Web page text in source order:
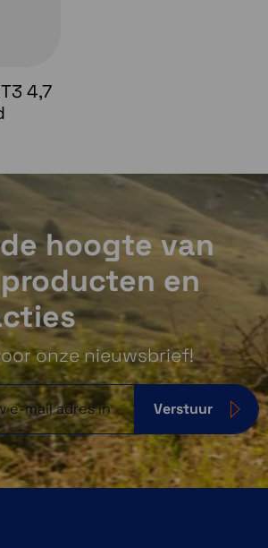
4,7
hoogte van
en
onze nieuwsbrief!
Verstuur